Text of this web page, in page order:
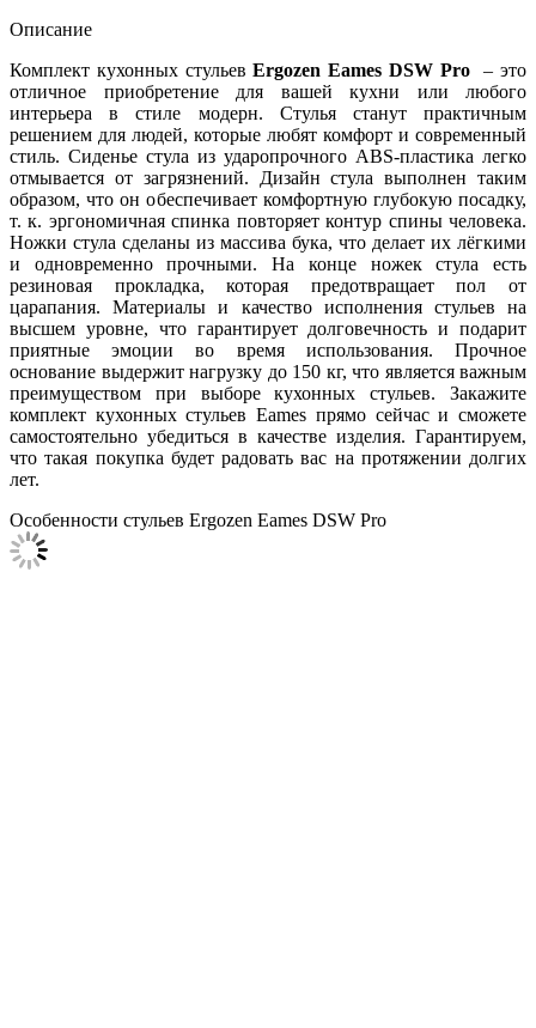
Описание
Комплект кухонных стульевErgozen Eames DSW Pro– это
отличное приобретение для вашей кухни или любого
интерьера в стиле модерн. Стулья станут практичным
решением для людей, которые любят комфорт и современный
стиль. Сиденье стула из ударопрочного ABS-пластика легко
отмывается от загрязнений. Дизайн стула выполнен таким
образом, что он обеспечивает комфортную глубокую посадку,
т. к. эргономичная спинка повторяет контур спины человека.
Ножки стула сделаны из массива бука, что делает их лёгкими
и одновременно прочными. На конце ножек стула есть
резиновая прокладка, которая предотвращает пол от
царапания. Материалы и качество исполнения стульев на
высшем уровне, что гарантирует долговечность и подарит
приятные эмоции во время использования. Прочное
основание выдержит нагрузку до 150 кг, что является важным
преимуществом при выборе кухонных стульев. Закажите
комплект кухонных стульев Eames прямо сейчас и сможете
самостоятельно убедиться в качестве изделия. Гарантируем,
что такая покупка будет радовать вас на протяжении долгих
лет.
Особенности стульев Ergozen Eames DSW Pro